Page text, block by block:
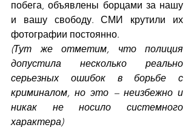
побега, объявлены борцами за нашу
и вашу свободу. СМИ крутили их
фотографии постоянно.
(Тут же отметим, что полиция
допустила несколько реально
серьезных ошибок в борьбе с
криминалом, но это – неизбежно и
никак не носило системного
характера)